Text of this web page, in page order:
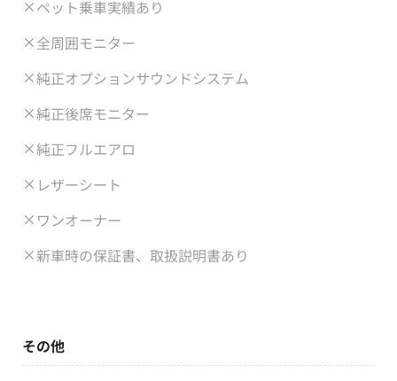
ペット乗車実績あり
全周囲モニター
純正オプションサウンドシステム
純正後席モニター
純正フルエアロ
レザーシート
ワンオーナー
新車時の保証書、取扱説明書あり
その他